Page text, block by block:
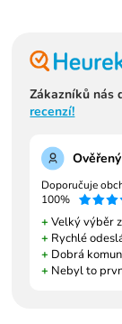
Zákazníků nás
recenzí!
Doporučuje
100%
+ Velký výběr
+ Rychlé
+ Dobrá
+ Nebyl to